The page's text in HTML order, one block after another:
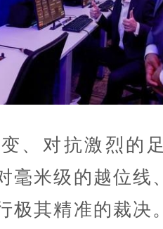
对抗激烈的
毫米级的越位线
极其精准的裁决